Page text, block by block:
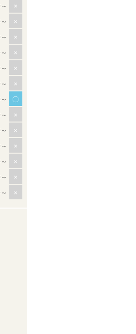
×
×
×
×
×
×
〇
×
×
×
×
×
×